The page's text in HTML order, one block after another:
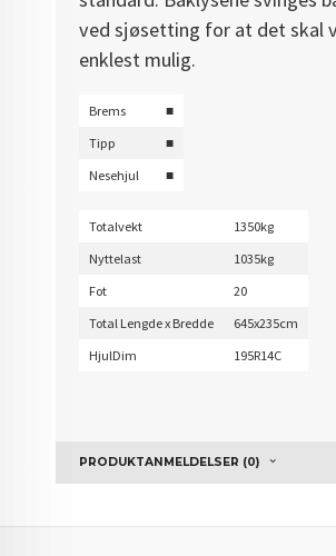
ved sjøsetting for at det skal
enklest mulig.
Brems
■
Tipp
■
Nesehjul
■
Totalvekt
1350kg
Nyttelast
1035kg
Fot
20
Total Lengde x Bredde
645x235cm
HjulDim
195R14C
PRODUKTANMELDELSER (0)